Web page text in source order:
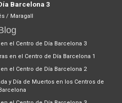
Barcelona 3
/ Maragall
el Centro de Día Barcelona 3
en el Centro de Día Barcelona 1
el Centro de Día Barcelona 2
y Día de Muertos en los Centros de